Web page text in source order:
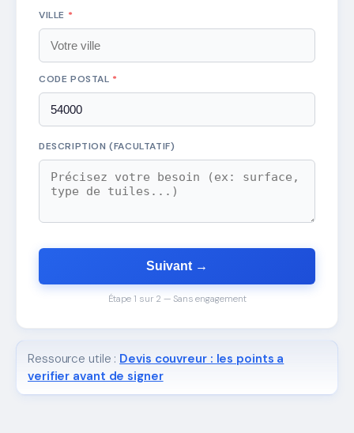
VILLE *
CODE POSTAL *
DESCRIPTION (FACULTATIF)
Suivant →
Étape 1 sur 2 — Sans engagement
Ressource utile : Devis couvreur : les points a
verifier avant de signer